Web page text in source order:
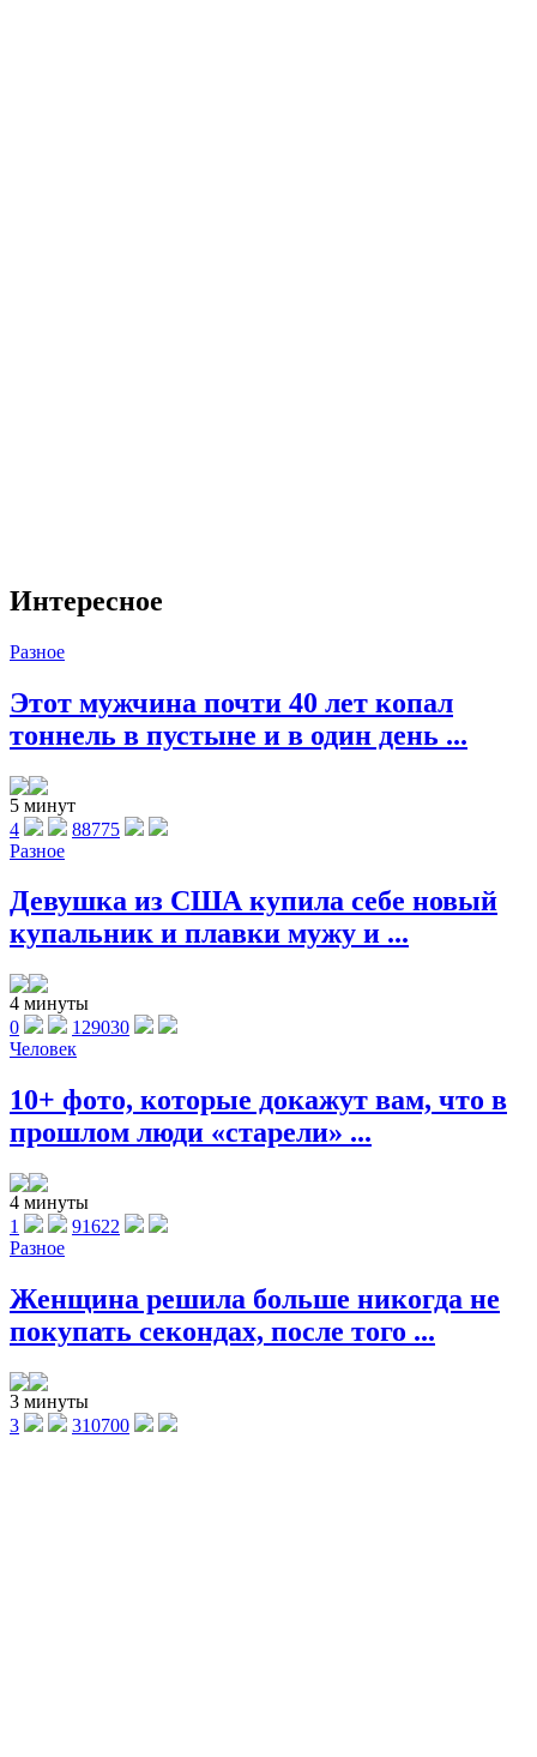
Интересное
Разное
Этот мужчина почти 40 лет копал
тоннель в пустыне и в один день ...
5 минут
4
88775
Разное
Девушка из США купила себе новый
купальник и плавки мужу и ...
4 минуты
0
129030
Человек
10+ фото, которые докажут вам, что в
прошлом люди «старели» ...
4 минуты
1
91622
Разное
Женщина решила больше никогда не
покупать секондах, после того ...
3 минуты
3
310700